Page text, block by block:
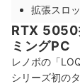
拡張スロ
RTX 5050
ミングPC
レノボの「
シリーズ初の